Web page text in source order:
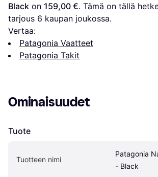
Black on 159,00 €. Tämä on tällä
tarjous 6 kaupan joukossa.
Vertaa:
Patagonia Vaatteet
Patagonia Takit
Ominaisuudet
Tuote
Tuotteen nimi
Patagonia
- Black